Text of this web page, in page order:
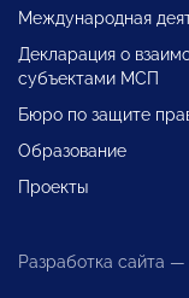
Международная
Декларация о
субъектами МСП
Бюро по защите
Образование
Проекты
Разработка сайта —